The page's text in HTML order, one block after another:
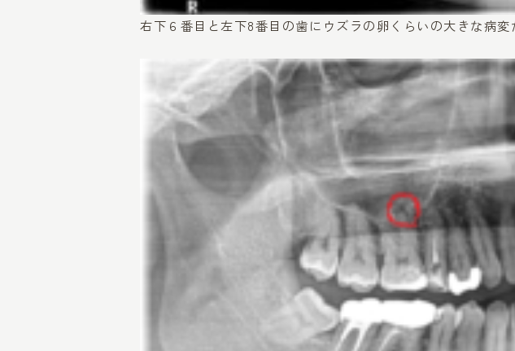
右下６番目と左下8番目の歯にウズラの卵くらいの大きな病